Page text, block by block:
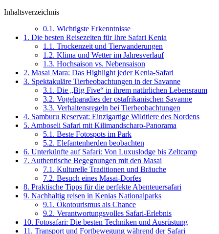
Inhaltsverzeichnis
0.1. Wichtigste Erkenntnisse
1. Die besten Reisezeiten für Ihre Safari Kenia
1.1. Trockenzeit und Tierwanderungen
1.2. Klima und Wetter im Jahresverlauf
1.3. Hochsaison vs. Nebensaison
2. Masai Mara: Das Highlight jeder Kenia-Safari
3. Spektakuläre Tierbeobachtungen in der Savanne
3.1. Die „Big Five“ in ihrem natürlichen Lebensraum
3.2. Vogelparadies der ostafrikanischen Savanne
3.3. Verhaltensregeln bei Tierbeobachtungen
4. Samburu Reservat: Einzigartige Wildtiere des Nordens
5. Amboseli Safari mit Kilimandscharo-Panorama
5.1. Beste Fotospots im Park
5.2. Elefantenherden beobachten
6. Unterkünfte auf Safari: Von Luxuslodge bis Zeltcamp
7. Authentische Begegnungen mit den Masai
7.1. Kulturelle Traditionen und Bräuche
7.2. Besuch eines Masai-Dorfes
8. Praktische Tipps für die perfekte Abenteuersafari
9. Nachhaltig reisen in Kenias Nationalparks
9.1. Ökotourismus als Chance
9.2. Verantwortungsvolles Safari-Erlebnis
10. Fotosafari: Die besten Techniken und Ausrüstung
11. Transport und Fortbewegung während der Safari